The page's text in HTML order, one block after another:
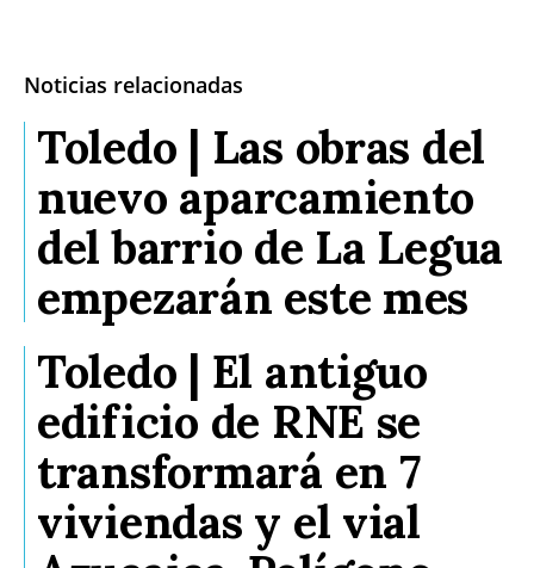
Noticias relacionadas
Toledo | Las obras del
nuevo aparcamiento
del barrio de La Legua
empezarán este mes
Toledo | El antiguo
edificio de RNE se
transformará en 7
viviendas y el vial